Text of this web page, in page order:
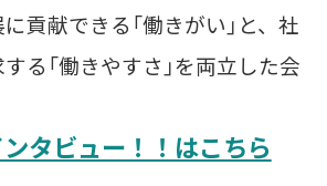
貢献できる「働きがい」と、社
る「働きやすさ」を両立した会
タビュー！！はこちら